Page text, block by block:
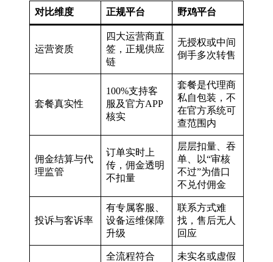
对比维度 正规平台 野鸡平台
运营资质
四大运营商直
签，正规供应
链
无授权或中间
倒手多次转售
套餐真实性
100%支持客
服及官方APP
核实
套餐是代理商
私自包装，不
在官方系统可
查范围内
佣金结算与代
理监管
订单实时上
传，佣金透明
不扣量
层层扣量、吞
单、以“审核
不过”为借口
不兑付佣金
投诉与客诉率
有专属客服、
设备运维保障
升级
联系方式难
找，售后无人
回应
全流程符合
未实名或虚假